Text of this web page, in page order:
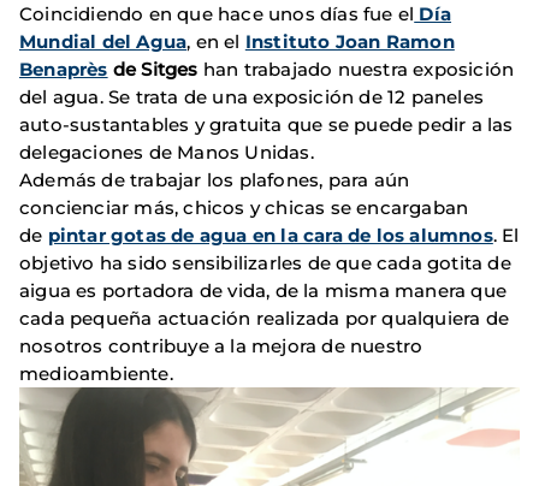
Coincidiendo en que hace unos días fue el Día
Mundial del Agua, en el Instituto Joan Ramon
Benaprès de Sitges han trabajado nuestra exposición
del agua. Se trata de una exposición de 12 paneles
auto-sustantables y gratuita que se puede pedir a las
delegaciones de Manos Unidas.
Además de trabajar los plafones, para aún
concienciar más, chicos y chicas se encargaban
de pintar gotas de agua en la cara de los alumnos. El
objetivo ha sido sensibilizarles de que cada gotita de
aigua es portadora de vida, de la misma manera que
cada pequeña actuación realizada por qualquiera de
nosotros contribuye a la mejora de nuestro
medioambiente.